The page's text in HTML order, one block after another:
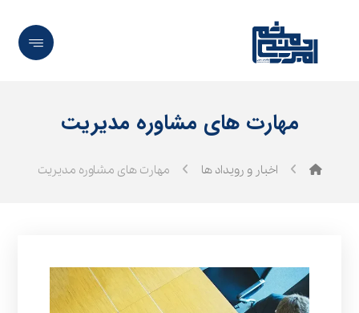
مهارت های مشاوره مدیریت
اخبار و رویداد ها مهارت های مشاوره مدیریت